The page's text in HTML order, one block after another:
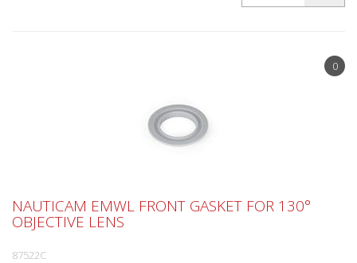
0
NAUTICAM EMWL FRONT GASKET FOR 130°
OBJECTIVE LENS
87522C